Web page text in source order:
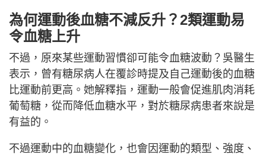
為何運動後血糖不減反升？2類運動易
令血糖上升
不過，原來某些運動習慣卻可能令血糖波動？吳醫生
表示，曾有糖尿病人在覆診時提及自己運動後的血糖
比運動前更高。她解釋指，運動一般會促進肌肉消耗
葡萄糖，從而降低血糖水平，對於糖尿病患者來說是
有益的。
不過運動中的血糖變化，也會因運動的類型、強度、